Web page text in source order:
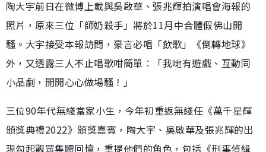
陶大宇前日在微博上載與吳啟華、張兆輝拍演唱會海報的
照片，原來三位「師奶殺手」將於11月中合體假佛山開
騷。大宇接受本報訪問，豪言必唱「飲歌」《倒轉地球》
外，又透露三人不止唱歌咁簡單︰「我哋有遊戲、互動同
小品劇，開開心心做場騷！」
三位90年代無綫當家小生，今年初重返無綫任《萬千星輝
頒獎典禮2022》頒獎嘉賓，陶大宇、吳啟華及張兆輝的出
現勾起觀眾集體回憶，重提他們的角色，包括《刑事偵緝